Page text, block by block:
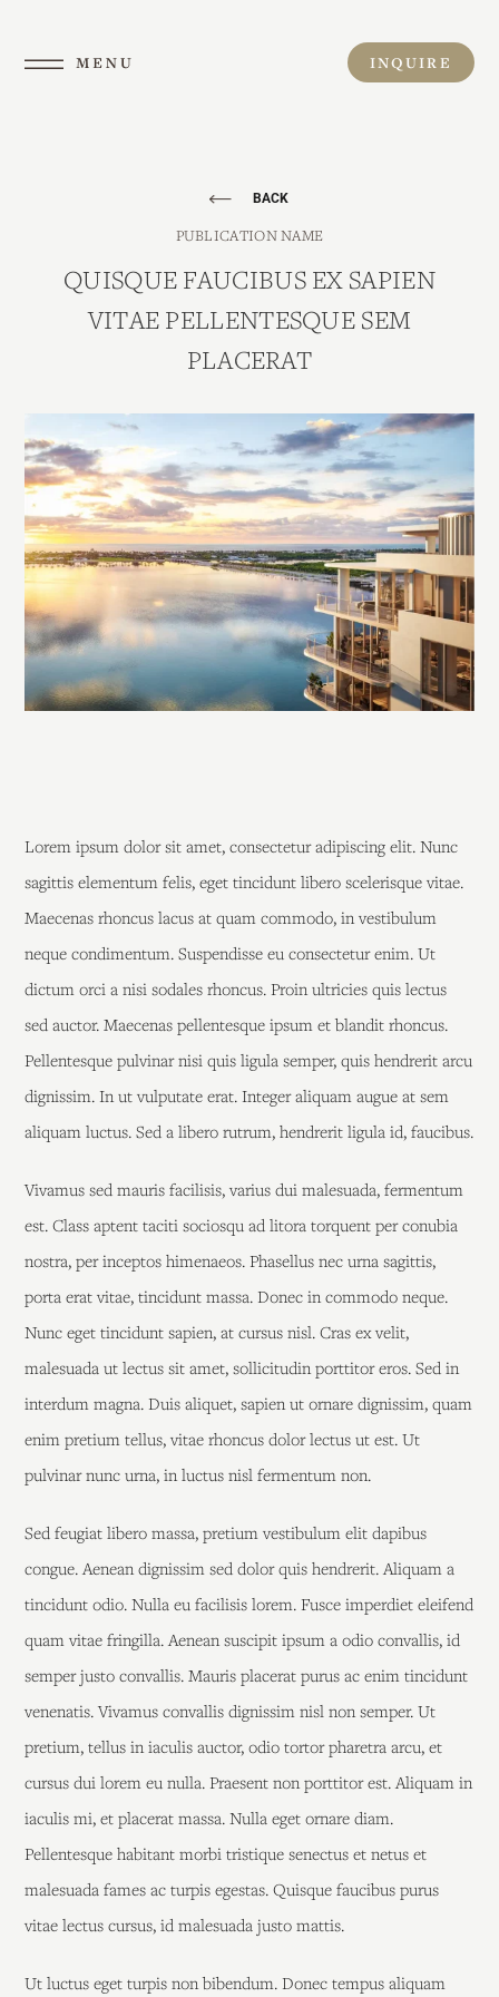
INQUIRE
BACK
PUBLICATION NAME
QUISQUE FAUCIBUS EX SAPIEN
VITAE PELLENTESQUE SEM
PLACERAT
Lorem ipsum dolor sit amet, consectetur adipiscing elit. Nunc
sagittis elementum felis, eget tincidunt libero scelerisque vitae.
Maecenas rhoncus lacus at quam commodo, in vestibulum
neque condimentum. Suspendisse eu consectetur enim. Ut
dictum orci a nisi sodales rhoncus. Proin ultricies quis lectus
sed auctor. Maecenas pellentesque ipsum et blandit rhoncus.
Pellentesque pulvinar nisi quis ligula semper, quis hendrerit arcu
dignissim. In ut vulputate erat. Integer aliquam augue at sem
aliquam luctus. Sed a libero rutrum, hendrerit ligula id, faucibus.
Vivamus sed mauris facilisis, varius dui malesuada, fermentum
est. Class aptent taciti sociosqu ad litora torquent per conubia
nostra, per inceptos himenaeos. Phasellus nec urna sagittis,
porta erat vitae, tincidunt massa. Donec in commodo neque.
Nunc eget tincidunt sapien, at cursus nisl. Cras ex velit,
malesuada ut lectus sit amet, sollicitudin porttitor eros. Sed in
interdum magna. Duis aliquet, sapien ut ornare dignissim, quam
enim pretium tellus, vitae rhoncus dolor lectus ut est. Ut
pulvinar nunc urna, in luctus nisl fermentum non.
Sed feugiat libero massa, pretium vestibulum elit dapibus
congue. Aenean dignissim sed dolor quis hendrerit. Aliquam a
tincidunt odio. Nulla eu facilisis lorem. Fusce imperdiet eleifend
quam vitae fringilla. Aenean suscipit ipsum a odio convallis, id
semper justo convallis. Mauris placerat purus ac enim tincidunt
venenatis. Vivamus convallis dignissim nisl non semper. Ut
pretium, tellus in iaculis auctor, odio tortor pharetra arcu, et
cursus dui lorem eu nulla. Praesent non porttitor est. Aliquam in
iaculis mi, et placerat massa. Nulla eget ornare diam.
Pellentesque habitant morbi tristique senectus et netus et
malesuada fames ac turpis egestas. Quisque faucibus purus
vitae lectus cursus, id malesuada justo mattis.
Ut luctus eget turpis non bibendum. Donec tempus aliquam